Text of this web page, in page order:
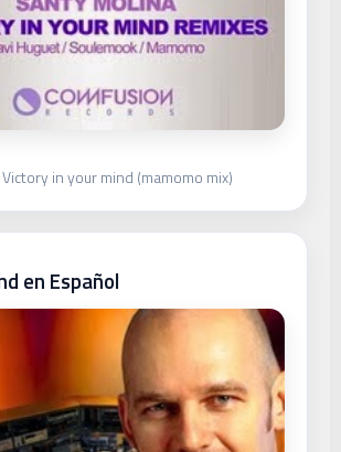
in your mind (mamomo mix)
en Español